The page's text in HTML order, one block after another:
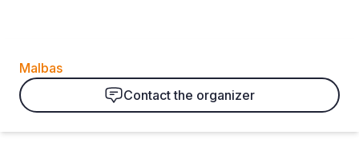
Malbas
Contact the organizer